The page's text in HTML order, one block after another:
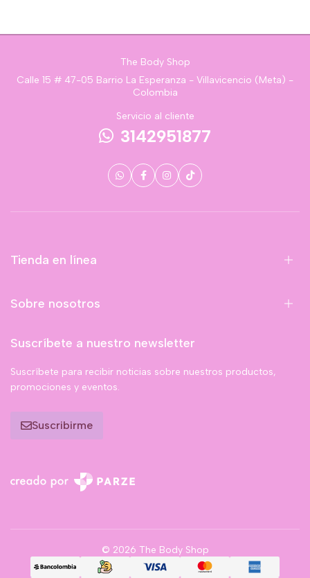
The Body Shop
Calle 15 # 47-05 Barrio La Esperanza - Villavicencio (Meta) -
Colombia
Servicio al cliente
3142951877
Tienda en línea
Sobre nosotros
Suscríbete a nuestro newsletter
Suscríbete para recibir noticias sobre nuestros productos,
promociones y eventos.
Suscribirme
© 2026 The Body Shop